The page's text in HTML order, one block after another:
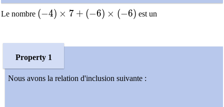
Le nombre (-4)\times7+(-6)\times(-6)
(−4) × 7 + (−6) × (−6) est un
Property 1
Nous avons la relation d'inclusion suivante :